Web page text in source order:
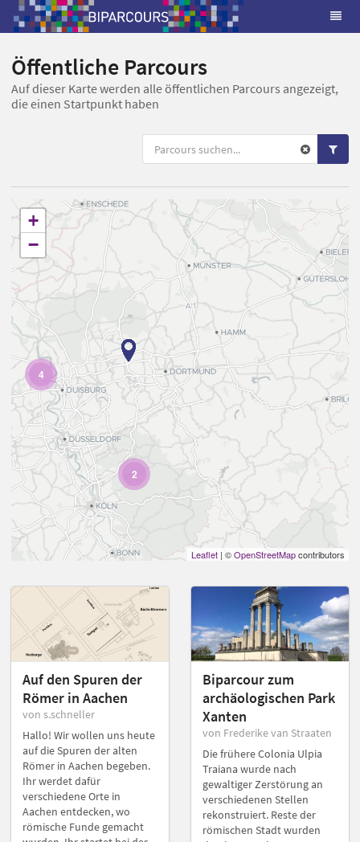
Öffentliche Parcours
Auf dieser Karte werden alle öffentlichen Parcours angezeigt,
die einen Startpunkt haben
2
4
+
−
Leaflet | ©OpenStreetMapcontributors
Auf den Spuren der
Römer in Aachen
von s.schneller
Hallo! Wir wollen uns heute
auf die Spuren der alten
Römer in Aachen begeben.
Ihr werdet dafür
verschiedene Orte in
Aachen entdecken, wo
römische Funde gemacht
Biparcour zum
archäologischen Park
Xanten
von Frederike van Straaten
Die frühere Colonia Ulpia
Traiana wurde nach
gewaltiger Zerstörung an
verschiedenen Stellen
rekonstruiert. Reste der
römischen Stadt wurden